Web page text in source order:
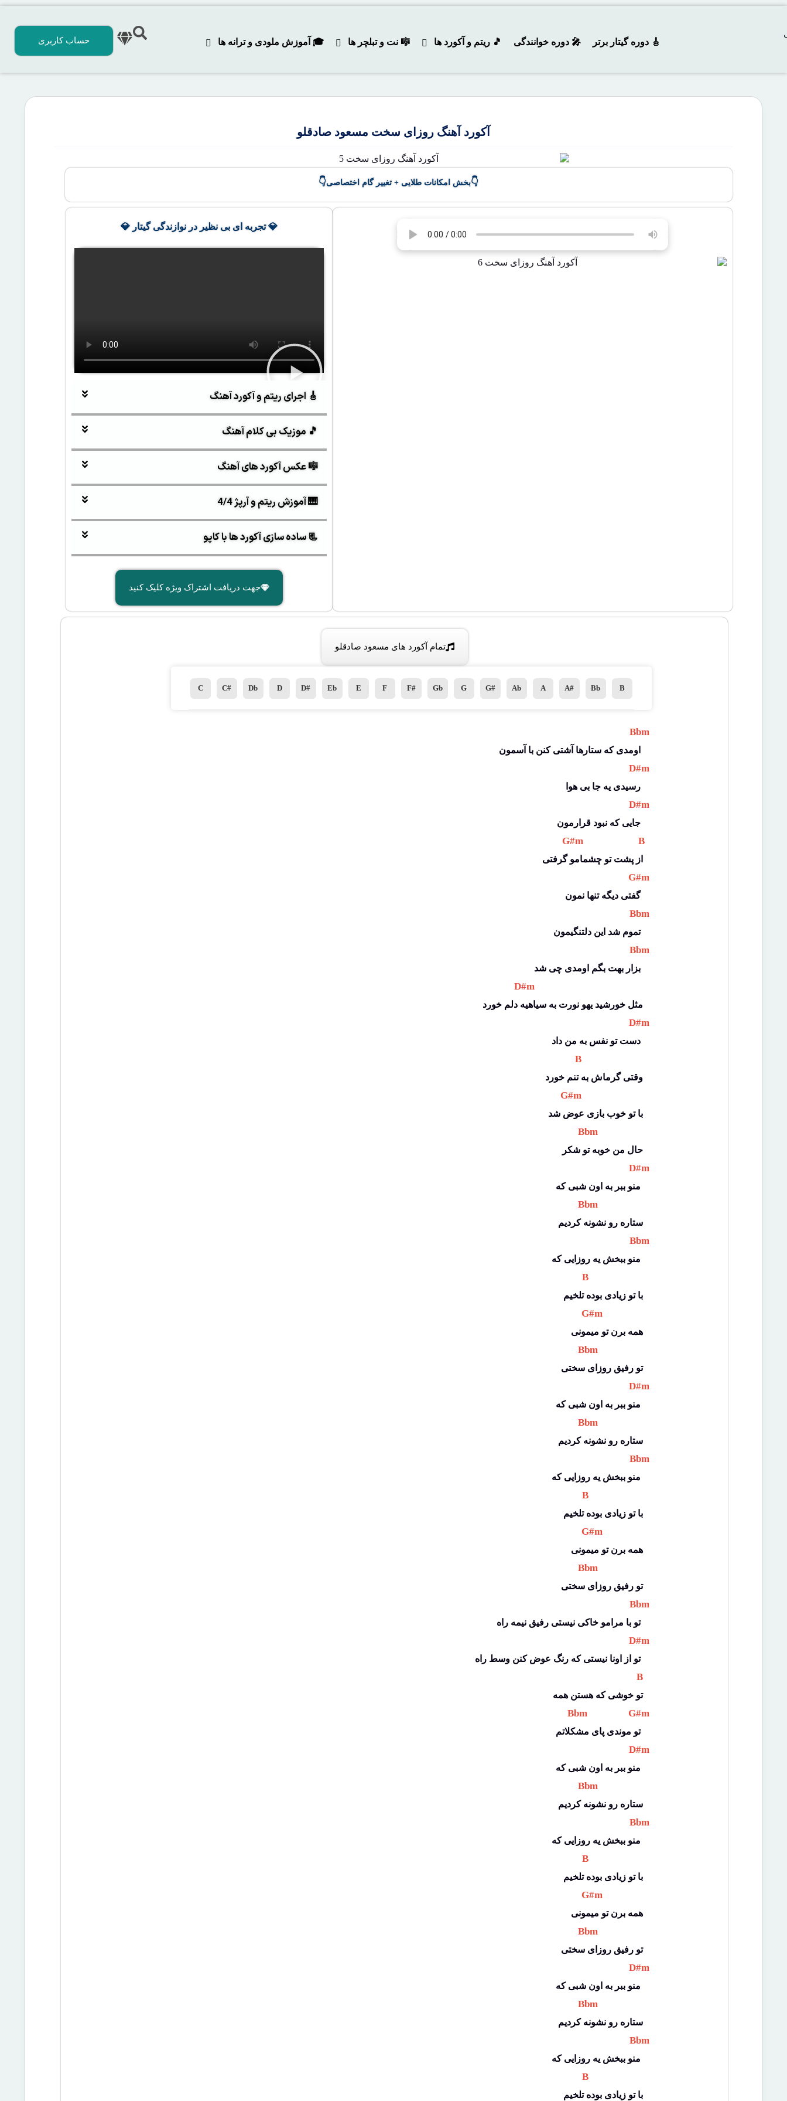
🎸 دوره‌ گیتار برتر 🎤 دوره خوانندگی 🎵 ریتم و آکورد ها 🎼 نت و تبلچر ها 🎓 آموزش ملودی و ترانه‌ ها حساب کاربری
آکورد آهنگ روزای سخت مسعود صادقلو
👇بخش امکانات طلایی + تغییر گام اختصاصی👇
💎 تجربه ای بی نظیر در نوازندگی گیتار 💎
🎸 اجرای ریتم و آکورد آهنگ
🎵 موزیک بی کلام آهنگ
🎼 عکس آکورد های آهنگ
🎹 آموزش ریتم و آرپژ 4/4
📃 ساده سازی آکورد ها با کاپو
جهت دریافت اشتراک ویژه کلیک کنید
تمام آکورد های مسعود صادقلو
B
Bb
A#
A
Ab
G#
G
Gb
F#
F
E
Eb
D#
D
Db
C#
C
Bbm
D#m
رسیدی یه جا بی هوا
D#m
جایی که نبود قرارمون
G#m B
از پشت تو چشمامو گرفتی
G#m
گفتی دیگه تنها نمون
Bbm
تموم شد این دلتنگیمون
Bbm
بزار بهت بگم اومدی چی شد
D#m
مثل خورشید یهو نورت به سیاهیه دلم خورد
D#m
دست تو نفس به من داد
B
وقتی گرماش به تنم خورد
G#m
با تو خوب بازی عوض شد
Bbm
حال من خوبه تو شکر
D#m
Bbm
ستاره رو نشونه کردیم
Bbm
B
با تو زیادی بوده تلخیم
G#m
همه برن تو میمونی
Bbm
تو رفیق روزای سختی
D#m
Bbm
ستاره رو نشونه کردیم
Bbm
B
با تو زیادی بوده تلخیم
G#m
همه برن تو میمونی
Bbm
تو رفیق روزای سختی
Bbm
تو با مرامو خاکی نیستی رفیق نیمه راه
D#m
تو از اونا نیستی که رنگ عوض کنن وسط راه
B
تو خوشی که هستن همه
Bbm G#m
تو موندی پای مشکلاتم
D#m
Bbm
ستاره رو نشونه کردیم
Bbm
B
با تو زیادی بوده تلخیم
G#m
همه برن تو میمونی
Bbm
تو رفیق روزای سختی
D#m
Bbm
ستاره رو نشونه کردیم
Bbm
B
با تو زیادی بوده تلخیم